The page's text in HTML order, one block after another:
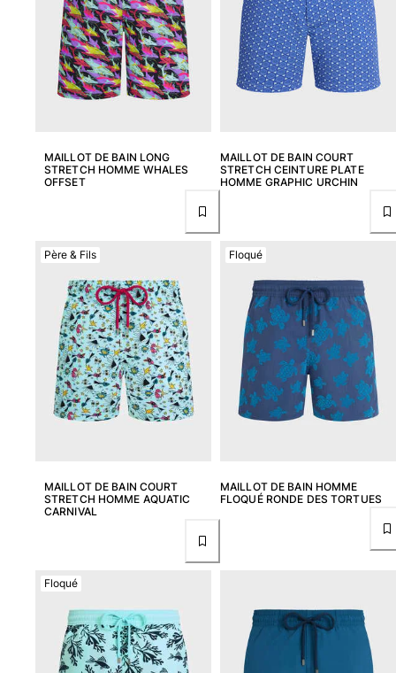
MAILLOT DE BAIN LONG
STRETCH HOMME WHALES
OFFSET
MAILLOT DE BAIN COURT
STRETCH CEINTURE PLATE
HOMME GRAPHIC URCHIN
MAILLOT DE BAIN COURT
STRETCH HOMME AQUATIC
CARNIVAL
Père & Fils
MAILLOT DE BAIN HOMME
FLOQUÉ RONDE DES TORTUES
Floqué
Floqué